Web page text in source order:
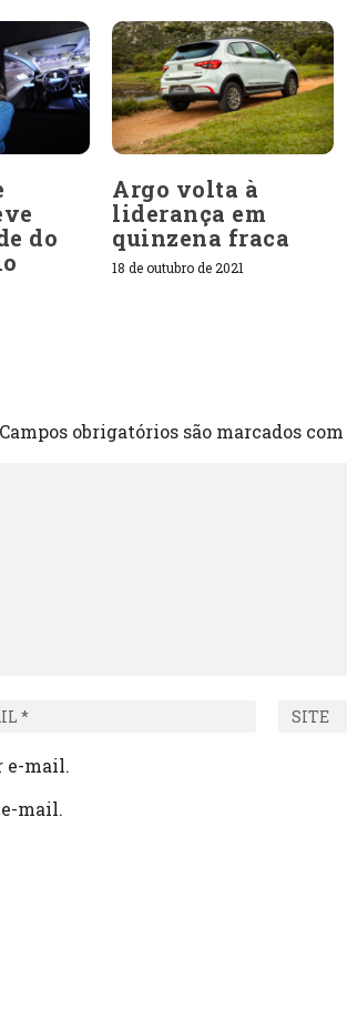
do
Argo volta à
liderança em
quinzena fraca
18 de outubro de 2021
Campos obrigatórios são marcados com
e-mail.
mail.